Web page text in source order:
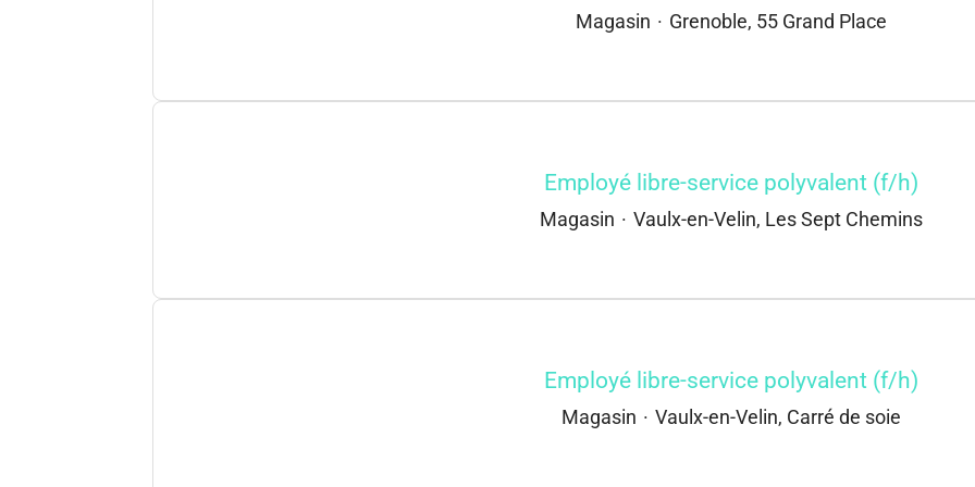
Magasin · Grenoble, 55 Grand Place
Employé libre-service polyvalent (f/h)
Magasin · Vaulx-en-Velin, Les Sept Chemins
Employé libre-service polyvalent (f/h)
Magasin · Vaulx-en-Velin, Carré de soie